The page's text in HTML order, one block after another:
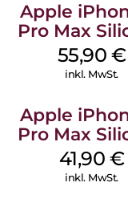
Apple
Pro Max
Case
Stone
55,90 €
inkl. MwSt.
Apple
Pro Max
Case41,90 €
inkl. MwSt.